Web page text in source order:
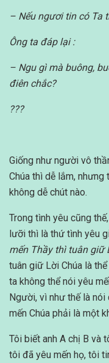
– Nếu ngươi tin có Ta
Ông ta đáp lại :
– Ngu gì mà buông,
điên chắc?
???
Giống như người vô
Chúa thì dễ lắm,
không dễ chút nào.
Trong tình yêu cũng
lưỡi thì là thứ tình yêu
mến Thầy thì tuân giữ
tuân giữ Lời Chúa là
ta không thể nói yêu
Người, vì như thế là nói
mến Chúa phải là một
Tôi biết anh A chị B và
tôi đã yêu mến họ, tôi